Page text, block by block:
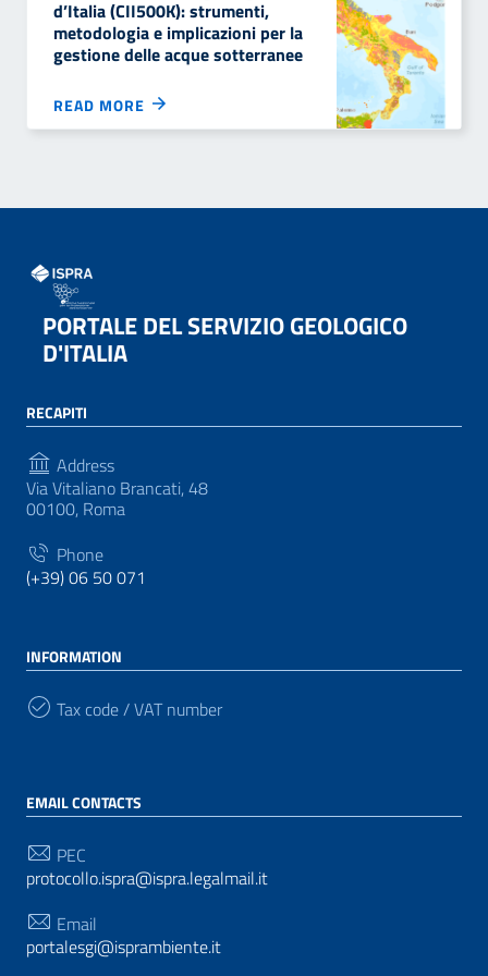
d’Italia (CII500K): strumenti,
metodologia e implicazioni per la
gestione delle acque sotterranee
READ MORE
PORTALE DEL SERVIZIO GEOLOGICO
D'ITALIA
RECAPITI
Address
Via Vitaliano Brancati, 48
00100, Roma
Phone
(+39) 06 50 071
INFORMATION
Tax code / VAT number
EMAIL CONTACTS
PEC
protocollo.ispra@ispra.legalmail.it
Email
portalesgi@isprambiente.it